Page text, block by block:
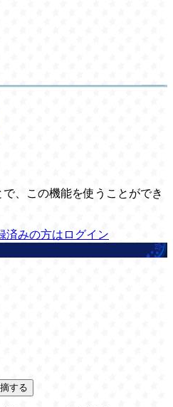
、この機能を使うことができ
済みの方はログイン
する